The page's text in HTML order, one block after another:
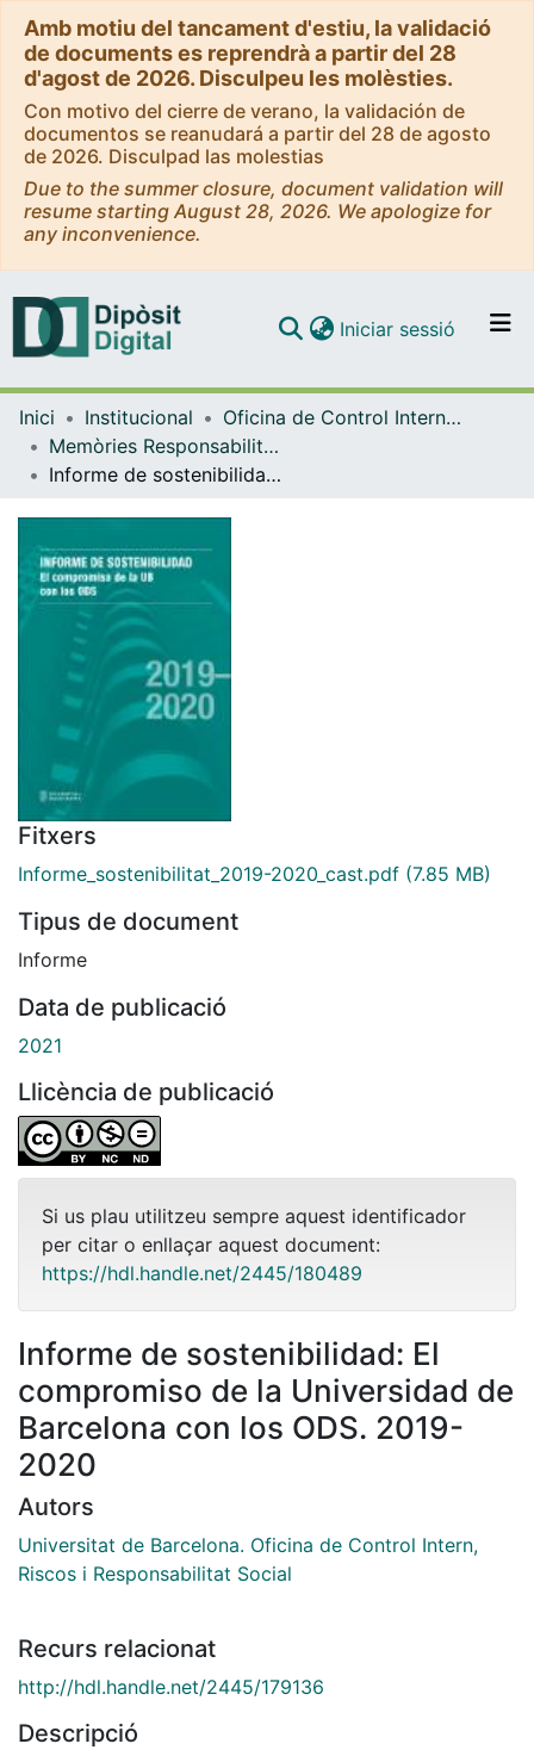
Amb motiu del tancament d'estiu, la validació
de documents es reprendrà a partir del 28
d'agost de 2026. Disculpeu les molèsties.
Con motivo del cierre de verano, la validación de
documentos se reanudará a partir del 28 de agosto
de 2026. Disculpad las molestias
Due to the summer closure, document validation will
resume starting August 28, 2026. We apologize for
any inconvenience.
Navega per tot el DD
Com publicar
Iniciar sessió (current)
Inici Institucional
Oficina de Control Intern, Riscos i responsabilitat Social
Memòries Responsabilitat Social / Informes de Desenvolupament Sostenible (Oficina de Control Intern, Riscos i Responsabilitat Social)
Informe de sostenibilidad: El compromiso de la Universidad de Barcelona con los ODS. 2019-2020
Fitxers
Informe_sostenibilitat_2019-2020_cast.pdf (7.85 MB)
Tipus de document
Informe
Data de publicació
2021
Llicència de publicació
Si us plau utilitzeu sempre aquest identificador
per citar o enllaçar aquest document:
https://hdl.handle.net/2445/180489
Informe de sostenibilidad: El
compromiso de la Universidad de
Barcelona con los ODS. 2019-
2020
Autors
Universitat de Barcelona. Oficina de Control Intern,
Riscos i Responsabilitat Social
Recurs relacionat
http://hdl.handle.net/2445/179136
Descripció